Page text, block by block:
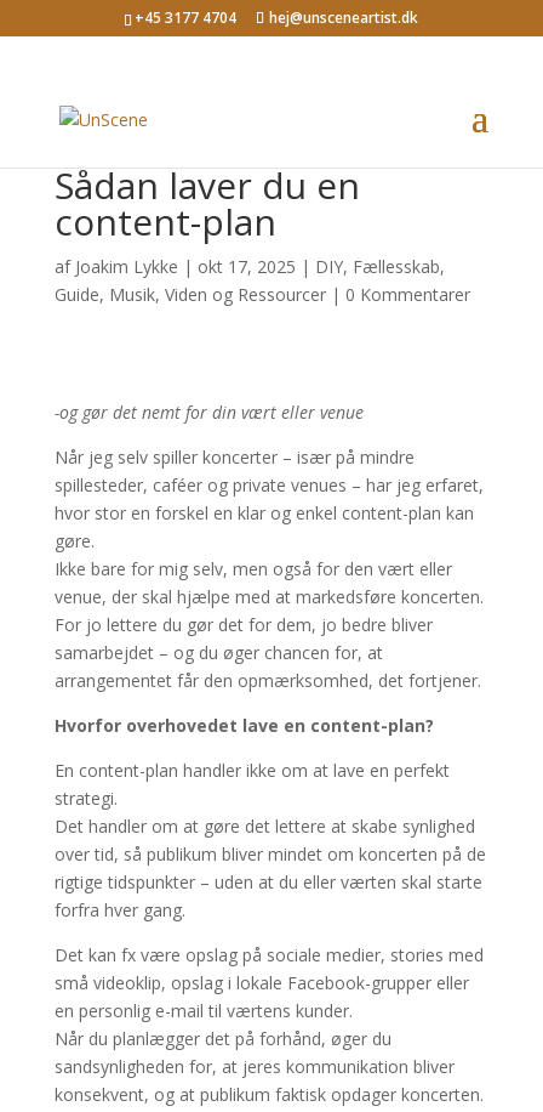
+45 3177 4704 hej@unsceneartist.dk
Sådan laver du en
content-plan
af Joakim Lykke | okt 17, 2025 | DIY, Fællesskab,
Guide, Musik, Viden og Ressourcer| 0 Kommentarer
-og gør det nemt for din vært eller venue
Når jeg selv spiller koncerter – især på mindre
spillesteder, caféer og private venues – har jeg erfaret,
hvor stor en forskel en klar og enkel content-plan kan
gøre.
Ikke bare for mig selv, men også for den vært eller
venue, der skal hjælpe med at markedsføre koncerten.
For jo lettere du gør det for dem, jo bedre bliver
samarbejdet – og du øger chancen for, at
arrangementet får den opmærksomhed, det fortjener.
Hvorfor overhovedet lave en content-plan?
En content-plan handler ikke om at lave en perfekt
strategi.
Det handler om at gøre det lettere at skabe synlighed
over tid, så publikum bliver mindet om koncerten på de
rigtige tidspunkter – uden at du eller værten skal starte
forfra hver gang.
Det kan fx være opslag på sociale medier, stories med
små videoklip, opslag i lokale Facebook-grupper eller
en personlig e-mail til værtens kunder.
Når du planlægger det på forhånd, øger du
sandsynligheden for, at jeres kommunikation bliver
konsekvent, og at publikum faktisk opdager koncerten.